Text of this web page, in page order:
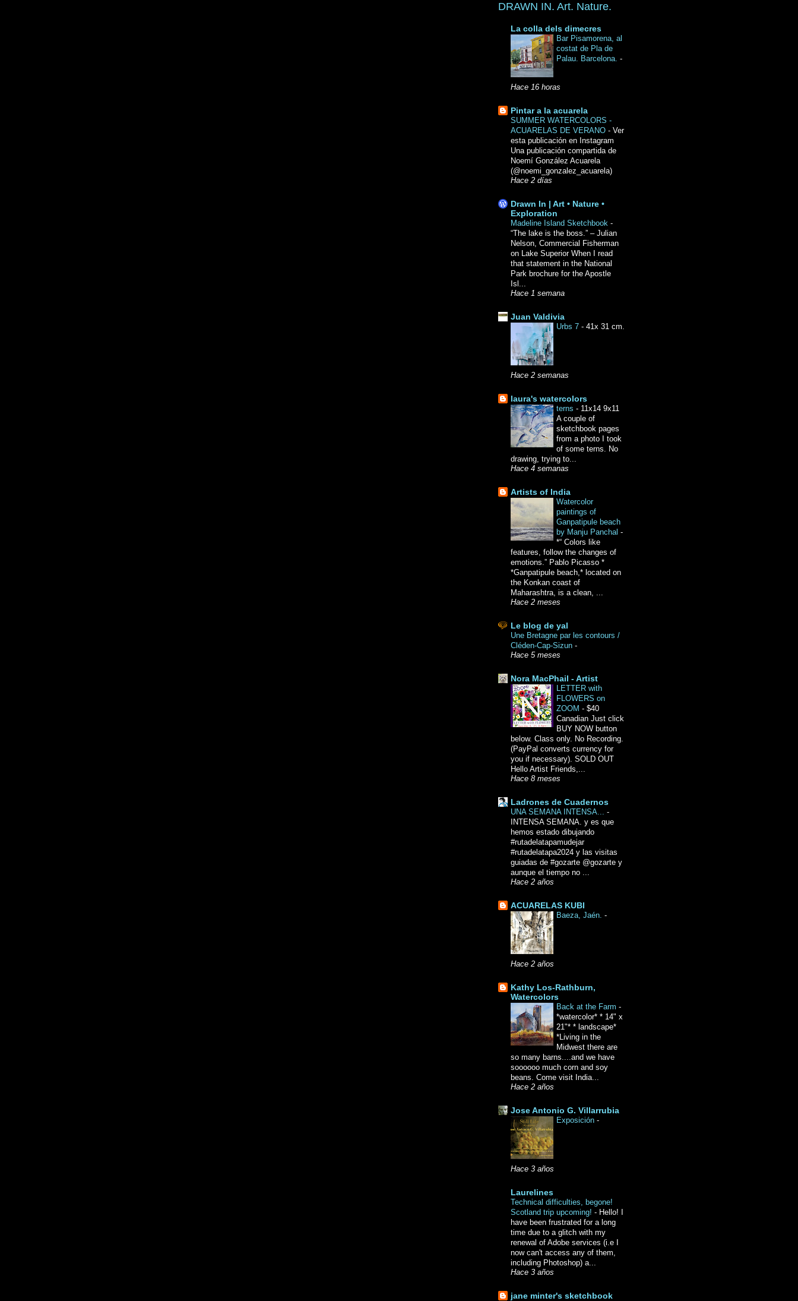
DRAWN IN. Art. Nature.
La colla dels dimecres
Bar Pisamorena, al
costat de Pla de
Palau. Barcelona. -
Hace 16 horas
Pintar a la acuarela
SUMMER WATERCOLORS -
ACUARELAS DE VERANO - Ver
esta publicación en Instagram
Una publicación compartida de
Noemí González Acuarela
(@noemi_gonzalez_acuarela)
Hace 2 días
Drawn In | Art • Nature •
Exploration
Madeline Island Sketchbook -
“The lake is the boss.” – Julian
Nelson, Commercial Fisherman
on Lake Superior When I read
that statement in the National
Park brochure for the Apostle
Isl...
Hace 1 semana
Juan Valdivia
Urbs 7 - 41x 31 cm.
Hace 2 semanas
laura's watercolors
terns - 11x14 9x11
A couple of
sketchbook pages
from a photo I took
of some terns. No
drawing, trying to...
Hace 4 semanas
Artists of India
Watercolor
paintings of
Ganpatipule beach
by Manju Panchal -
*“ Colors like
features, follow the changes of
emotions.” Pablo Picasso *
*Ganpatipule beach,* located on
the Konkan coast of
Maharashtra, is a clean, ...
Hace 2 meses
Le blog de yal
Une Bretagne par les contours /
Cléden-Cap-Sizun -
Hace 5 meses
Nora MacPhail - Artist
LETTER with
FLOWERS on
ZOOM - $40
Canadian Just click
BUY NOW button
below. Class only. No Recording.
(PayPal converts currency for
you if necessary). SOLD OUT
Hello Artist Friends,...
Hace 8 meses
Ladrones de Cuadernos
UNA SEMANA INTENSA... -
INTENSA SEMANA. y es que
hemos estado dibujando
#rutadelatapamudejar
#rutadelatapa2024 y las visitas
guiadas de #gozarte @gozarte y
aunque el tiempo no ...
Hace 2 años
ACUARELAS KUBI
Baeza, Jaén. -
Hace 2 años
Kathy Los-Rathburn,
Watercolors
Back at the Farm -
*watercolor* * 14" x
21"* * landscape*
*Living in the
Midwest there are
so many barns....and we have
soooooo much corn and soy
beans. Come visit India...
Hace 2 años
Jose Antonio G. Villarrubia
Exposición -
Hace 3 años
Laurelines
Technical difficulties, begone!
Scotland trip upcoming! - Hello! I
have been frustrated for a long
time due to a glitch with my
renewal of Adobe services (i.e I
now can't access any of them,
including Photoshop) a...
Hace 3 años
jane minter's sketchbook